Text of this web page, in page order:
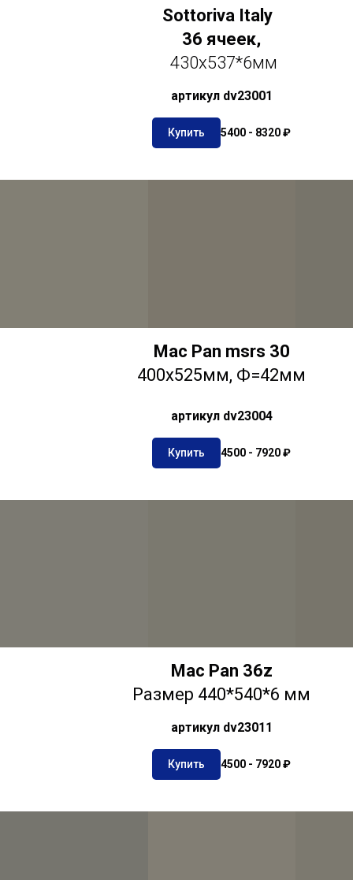
Sottoriva Italy
36 ячеек,
430х537*6мм
артикул dv23001
Купить 5400 - 8320 ₽
Mac Pan msrs 30
400х525мм, Ф=42мм
артикул dv23004
Купить 4500 - 7920 ₽
Mac Pan 36z
Размер 440*540*6 мм
артикул dv23011
Купить 4500 - 7920 ₽